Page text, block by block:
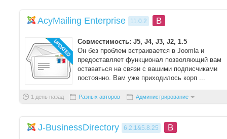
AcyMailing Enterprise 11.0.2 B
Совместимость: J5, J4, J3, J2, 1.5
Он без проблем встраивается в Joomla и
предоставляет функционал позволяющий вам
оставаться на связи с вашими подписчиками
постоянно. Вам уже приходилось корп ...
1 день назад Разных авторов Администрирование
J-BusinessDirectory 6.2.1&5.8.25 B